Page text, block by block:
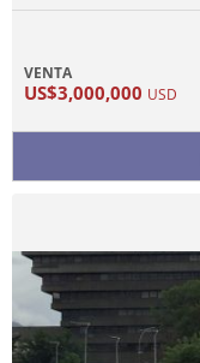
VENTA
US$3,000,000 USD